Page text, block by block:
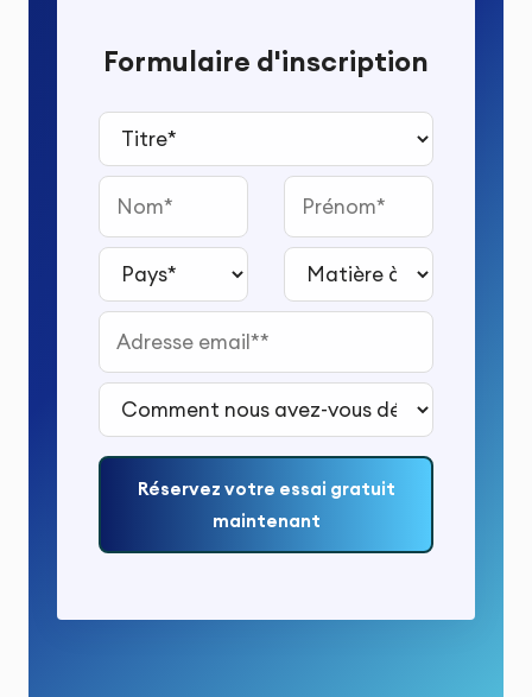
Formulaire d'inscription
Titre*
Nom Prénom
Pays* Matière à étudier*
Adresse email*
Comment nous avez-vous découvert ?*
Réservez votre essai gratuit
maintenant